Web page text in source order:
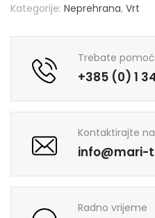
Kategorije: Neprehrana, Vrt
Trebate
+385 (0) 1
Kontaktirajte
info@mari-
Radno vrijeme